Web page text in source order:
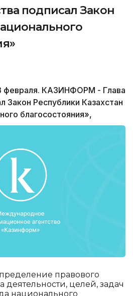
подписал Закон
КАЗИНФОРМ - Глава
Закон Республики Казахстан
благосостояния»,
правового
целей, задач
национального